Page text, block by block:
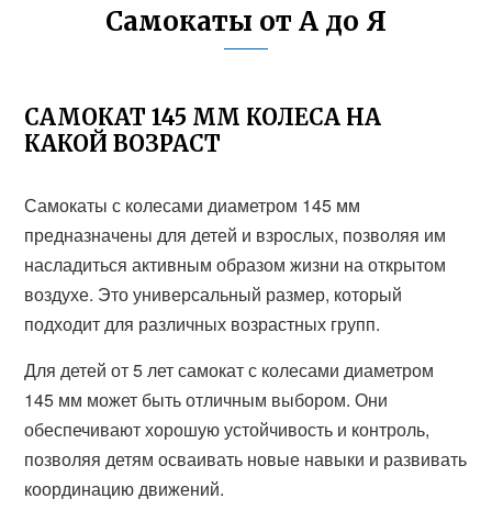
Самокаты от А до Я
САМОКАТ 145 ММ КОЛЕСА НА
КАКОЙ ВОЗРАСТ
Самокаты с колесами диаметром 145 мм
предназначены для детей и взрослых, позволяя им
насладиться активным образом жизни на открытом
воздухе. Это универсальный размер, который
подходит для различных возрастных групп.
Для детей от 5 лет самокат с колесами диаметром
145 мм может быть отличным выбором. Они
обеспечивают хорошую устойчивость и контроль,
позволяя детям осваивать новые навыки и развивать
координацию движений.